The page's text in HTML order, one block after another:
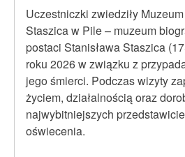
Uczestniczki zwiedziły
Staszica w Pile – muzeum
postaci Stanisława Staszica
roku 2026 w związku z
jego śmierci. Podczas wizyty
życiem, działalnością oraz
najwybitniejszych
oświecenia.